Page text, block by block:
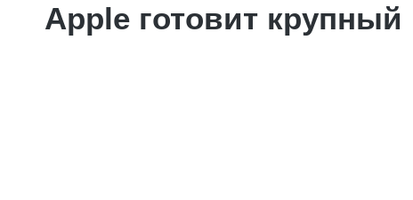
Apple готовит